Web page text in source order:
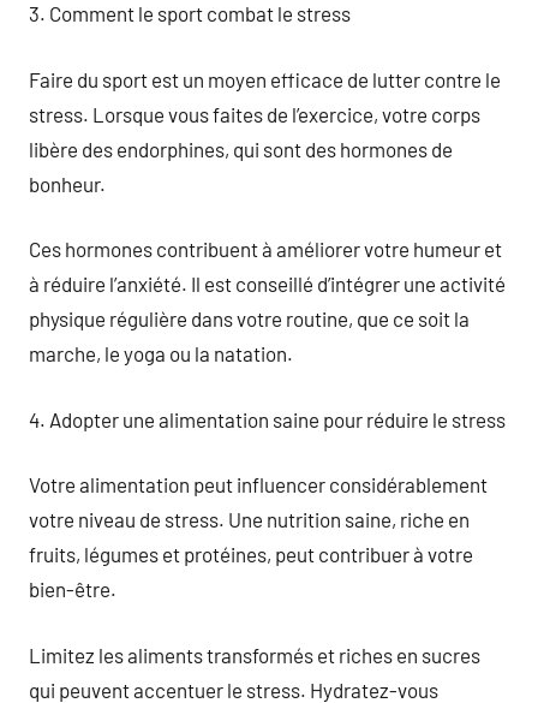
3. Comment le sport combat le stress
Faire du sport est un moyen efficace de lutter contre le
stress. Lorsque vous faites de l’exercice, votre corps
libère des endorphines, qui sont des hormones de
bonheur.
Ces hormones contribuent à améliorer votre humeur et
à réduire l’anxiété. Il est conseillé d’intégrer une activité
physique régulière dans votre routine, que ce soit la
marche, le yoga ou la natation.
4. Adopter une alimentation saine pour réduire le stress
Votre alimentation peut influencer considérablement
votre niveau de stress. Une nutrition saine, riche en
fruits, légumes et protéines, peut contribuer à votre
bien-être.
Limitez les aliments transformés et riches en sucres
qui peuvent accentuer le stress. Hydratez-vous